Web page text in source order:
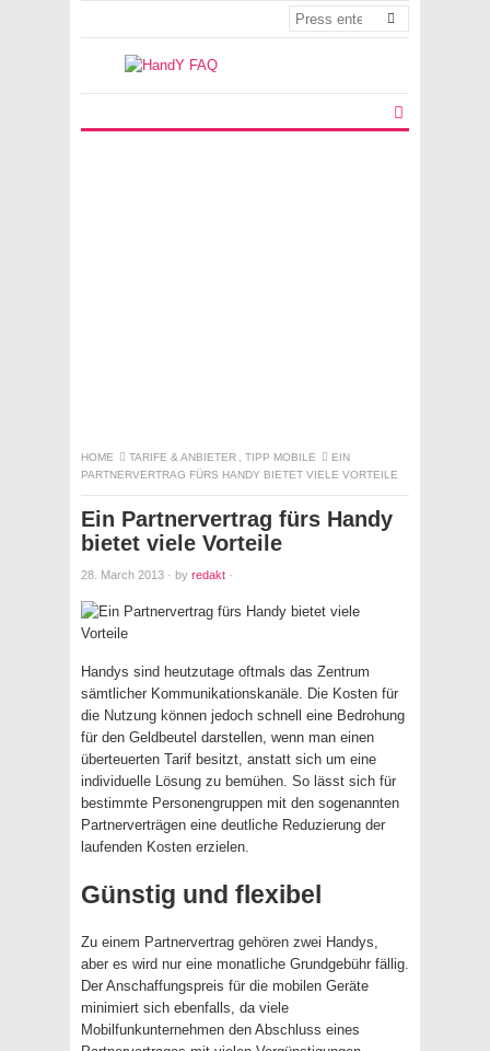
HOME TARIFE & ANBIETER TIPP MOBILE
EIN
PARTNERVERTRAG FÜRS HANDY BIETET VIELE VORTEILE
Ein Partnervertrag fürs Handy
bietet viele Vorteile
28. March 2013 · by redakt ·
Handys sind heutzutage oftmals das Zentrum
sämtlicher Kommunikationskanäle. Die Kosten für
die Nutzung können jedoch schnell eine Bedrohung
für den Geldbeutel darstellen, wenn man einen
überteuerten Tarif besitzt, anstatt sich um eine
individuelle Lösung zu bemühen. So lässt sich für
bestimmte Personengruppen mit den sogenannten
Partnerverträgen eine deutliche Reduzierung der
laufenden Kosten erzielen.
Günstig und flexibel
Zu einem Partnervertrag gehören zwei Handys,
aber es wird nur eine monatliche Grundgebühr fällig.
Der Anschaffungspreis für die mobilen Geräte
minimiert sich ebenfalls, da viele
Mobilfunkunternehmen den Abschluss eines